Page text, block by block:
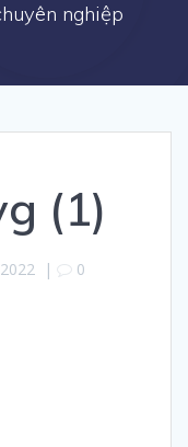
nghiệp
(1)
| 0